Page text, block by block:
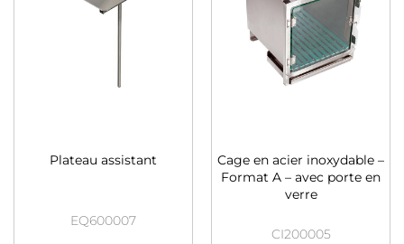
Plateau assistant
EQ600007
Cage en acier inoxydable –
Format A – avec porte en
verre
CI200005